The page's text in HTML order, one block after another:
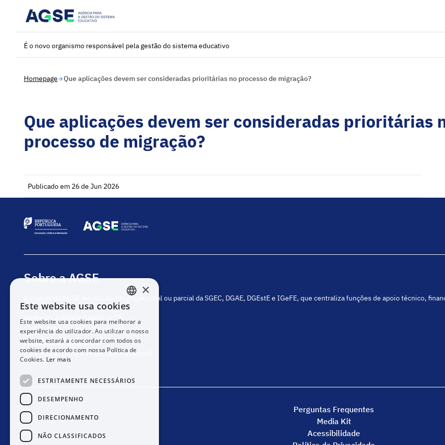
É o novo organismo responsável pela gestão do sistema educativo
Homepage Que aplicações devem ser consideradas prioritárias no processo de migração?
Que aplicações devem ser consideradas prioritárias
processo de migração?
Publicado em 26 de Jun 2026
Sobre a AGSE
A criação da AGSE resulta da integração total ou parcial da SGEC, DGAE, DGEstE e IGeFE, que centraliza funções de apoio técnico,
Avenida Infante Santo, n.º2
1350-178, Lisboa, Portugal
(+351) 217 811 600
(chamada para a rede fixa nacional)
Perguntas Frequentes
Media Kit
Acessibilidade
PORTUGUESE
ENGLISH
×
Este website usa cookies
Este website usa cookies para melhorar a
experiência do utilizador. Ao utilizar o nosso
website, estará a concordar com todos os
cookies de acordo com nossa Política de
Cookies. Ler mais
ESTRITAMENTE NECESSÁRIOS
DESEMPENHO
DIRECIONAMENTO
NÃO CLASSIFICADOS